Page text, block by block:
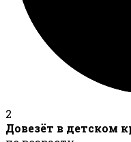
2
Довезёт в детском